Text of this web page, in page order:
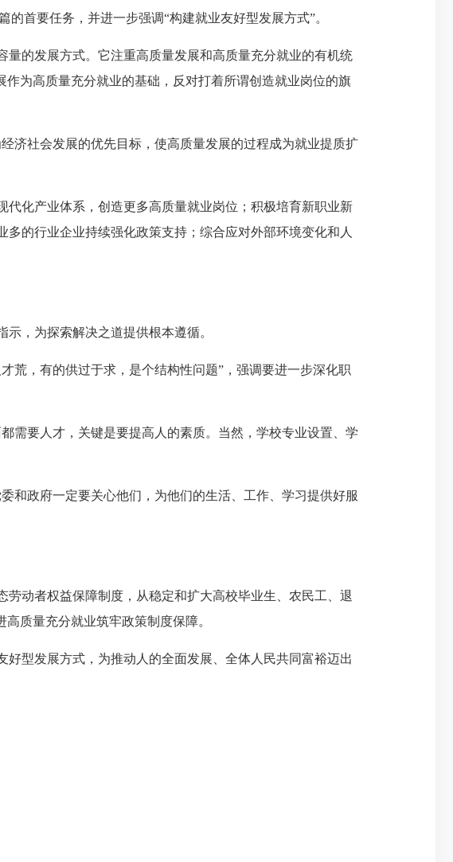
首要任务，并进一步强调“构建就业友好型发展方式”。
的发展方式。它注重高质量发展和高质量充分就业的有机统
为高质量充分就业的基础，反对打着所谓创造就业岗位的旗
社会发展的优先目标，使高质量发展的过程成为就业提质扩
化产业体系，创造更多高质量就业岗位；积极培育新职业新
的行业企业持续强化政策支持；综合应对外部环境变化和人
，为探索解决之道提供根本遵循。
，有的供过于求，是个结构性问题”，强调要进一步深化职
要人才，关键是要提高人的素质。当然，学校专业设置、学
政府一定要关心他们，为他们的生活、工作、学习提供好服
动者权益保障制度，从稳定和扩大高校毕业生、农民工、退
质量充分就业筑牢政策制度保障。
型发展方式，为推动人的全面发展、全体人民共同富裕迈出